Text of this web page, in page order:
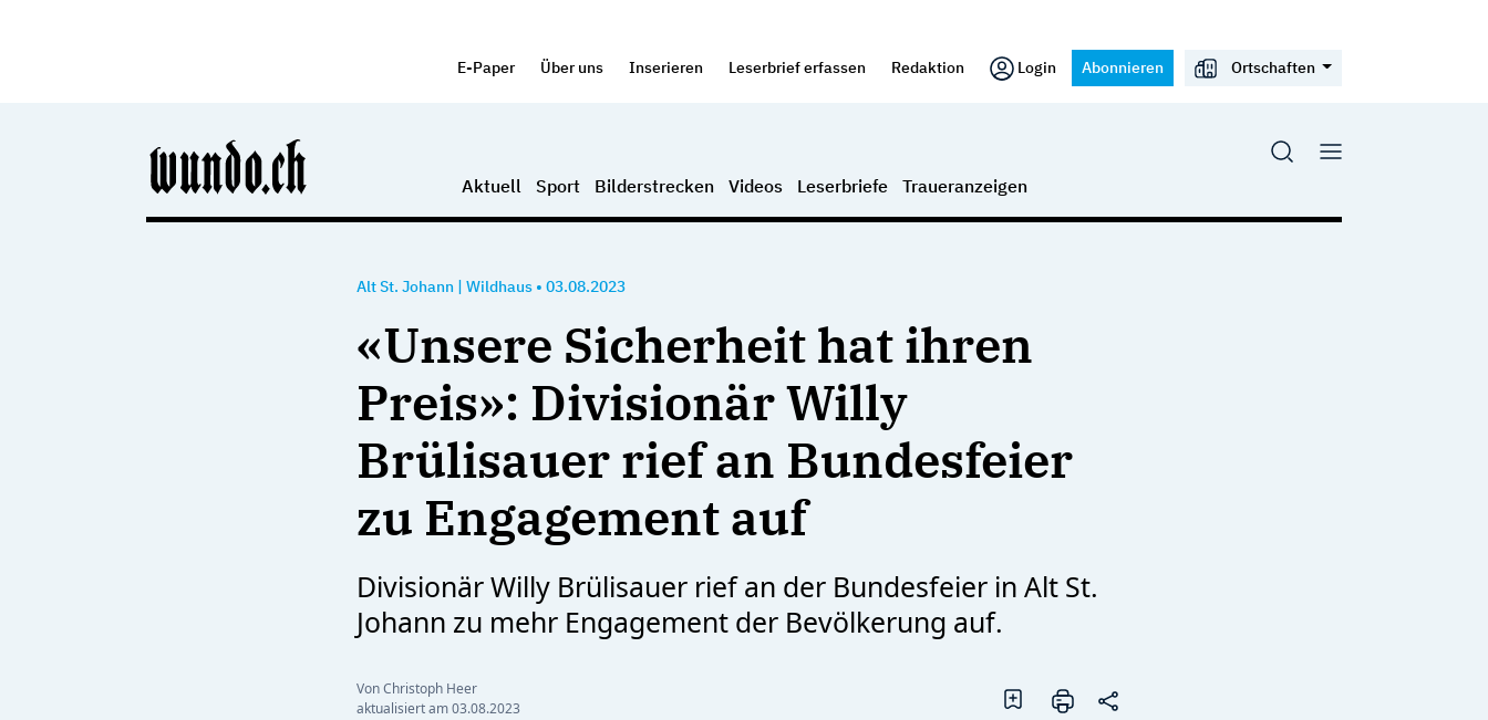
E-Paper Über uns Inserieren Leserbrief erfassen Redaktion Login Abonnieren Ortschaften
Aktuell Sport Bilderstrecken Videos Leserbriefe Traueranzeigen
Alt St. Johann Wildhaus • 03.08.2023
«Unsere Sicherheit hat ihren
Preis»: Divisionär Willy
Brülisauer rief an Bundesfeier
zu Engagement auf
Divisionär Willy Brülisauer rief an der Bundesfeier in Alt St.
Johann zu mehr Engagement der Bevölkerung auf.
Von Christoph Heer
aktualisiert am03.08.2023